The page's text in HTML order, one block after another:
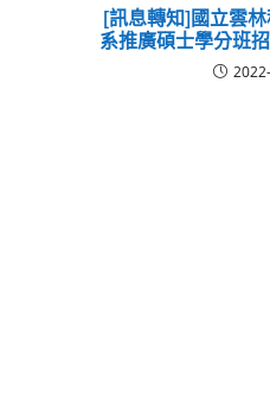
[訊息轉知]國立雲
系推廣碩士學分班